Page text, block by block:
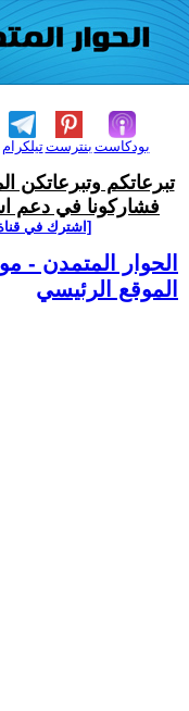
تيلكرامبنترست بودكاست
تبرعاتكم وتبرعاتكن
فشاركونا في دعم
[اشترك في
الحوار المتمدن -
الموقع الرئيسي